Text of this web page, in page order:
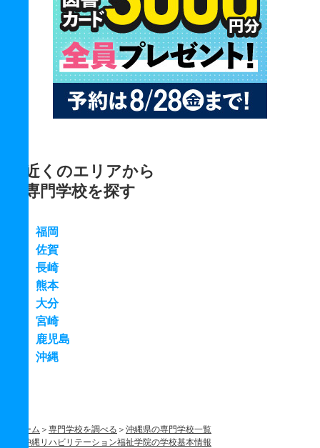
近くのエリアから
専門学校を探す
福岡
佐賀
長崎
熊本
大分
宮崎
鹿児島
沖縄
ホーム 専門学校を調べる
沖縄県の専門学校一覧
沖縄リハビリテーション福祉学院の学校基本情報